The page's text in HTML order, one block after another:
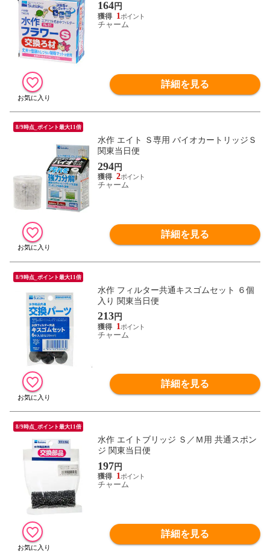
164円
1
チャーム
詳細を見る
8/9時点_ポイント最大11倍
水作 エイト Ｓ専用 バイオカートリッジＳ
関東当日便
294円
2
チャーム
詳細を見る
8/9時点_ポイント最大11倍
水作 フィルター共通キスゴムセット ６個
入り 関東当日便
213円
1
チャーム
詳細を見る
8/9時点_ポイント最大11倍
水作 エイトブリッジ Ｓ／Ｍ用 共通スポン
ジ 関東当日便
197 円
1
チャーム
詳細を見る